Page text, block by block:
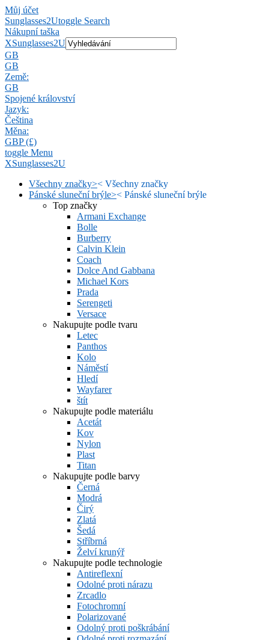
Můj účet
Sunglasses2Utoggle Search
Nákupní taška
XSunglasses2U
GB
GB
Země:
GB
Spojené království
Jazyk:
Čeština
Měna:
GBP (£)
toggle Menu
XSunglasses2U
Všechny značky>< Všechny značky
Pánské sluneční brýle>< Pánské sluneční brýle
Top značky
Armani Exchange
Bolle
Burberry
Calvin Klein
Coach
Dolce And Gabbana
Michael Kors
Prada
Serengeti
Versace
Nakupujte podle tvaru
Letec
Panthos
Kolo
Náměstí
Hledí
Wayfarer
štít
Nakupujte podle materiálu
Acetát
Kov
Nylon
Plast
Titan
Nakupujte podle barvy
Černá
Modrá
Čirý
Zlatá
Šedá
Stříbrná
Želví krunýř
Nakupujte podle technologie
Antireflexní
Odolné proti nárazu
Zrcadlo
Fotochromní
Polarizované
Odolný proti poškrábání